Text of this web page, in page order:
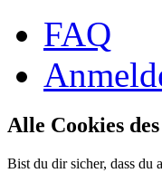
FAQ
Alle Cookies
Bist du dir sicher, dass du